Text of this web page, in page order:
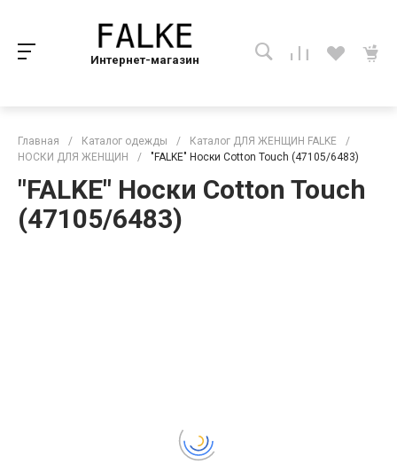
Интернет-магазин
Главная / Каталог одежды / Каталог ДЛЯ ЖЕНЩИН FALKE
/
НОСКИ ДЛЯ ЖЕНЩИН
/ "FALKE" Носки Cotton Touch (47105/6483)
"FALKE" Носки Cotton Touch
(47105/6483)